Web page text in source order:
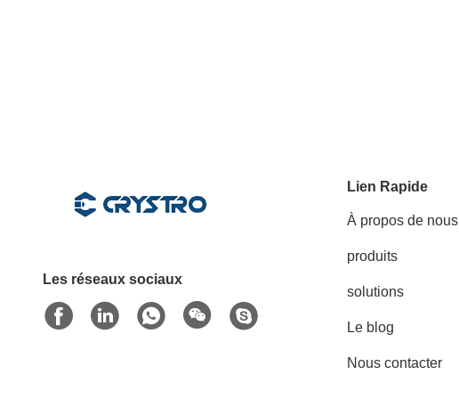
Les réseaux sociaux
Lien Rapide
À propos de nous
produits
solutions
Le blog
Nous contacter